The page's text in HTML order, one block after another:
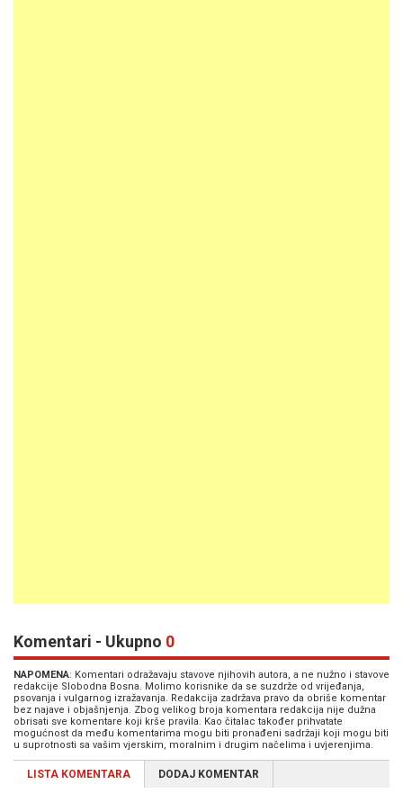
Komentari - Ukupno 0
NAPOMENA: Komentari odražavaju stavove njihovih autora, a ne nužno i stavove
redakcije Slobodna Bosna. Molimo korisnike da se suzdrže od vrijeđanja,
psovanja i vulgarnog izražavanja. Redakcija zadržava pravo da obriše komentar
bez najave i objašnjenja. Zbog velikog broja komentara redakcija nije dužna
obrisati sve komentare koji krše pravila. Kao čitalac također prihvatate
mogućnost da među komentarima mogu biti pronađeni sadržaji koji mogu biti
u suprotnosti sa vašim vjerskim, moralnim i drugim načelima i uvjerenjima.
LISTA KOMENTARA DODAJ KOMENTAR